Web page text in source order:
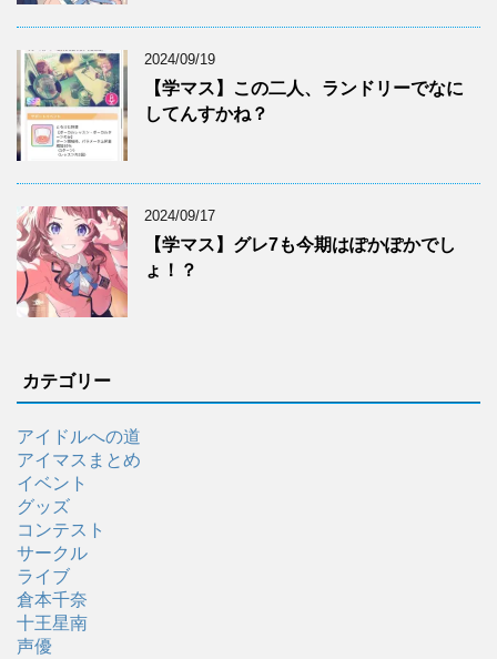
2024/09/19
【学マス】この二人、ランドリーでなに
してんすかね？
2024/09/17
【学マス】グレ7も今期はぽかぽかでし
ょ！？
カテゴリー
アイドルへの道
アイマスまとめ
イベント
グッズ
コンテスト
サークル
ライブ
倉本千奈
十王星南
声優